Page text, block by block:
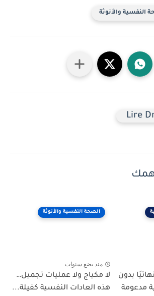
النفسية والأنوثة
Lire
بدون
مدعومة
الصحة النفسية والأنوثة
منذ بضع سنوات
لا مكياج ولا عمليات تجميل…
هذه العادات النفسية كفيلة...